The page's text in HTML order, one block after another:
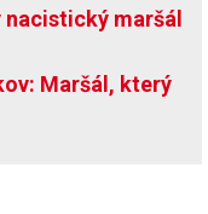
nacistický maršál
Maršál, který